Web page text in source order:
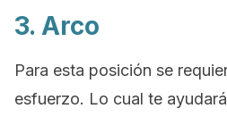
3. Arco
Para esta posición se
esfuerzo. Lo cual te